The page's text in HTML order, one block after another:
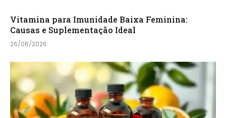
Vitamina para Imunidade Baixa Feminina:
Causas e Suplementação Ideal
26/06/2026